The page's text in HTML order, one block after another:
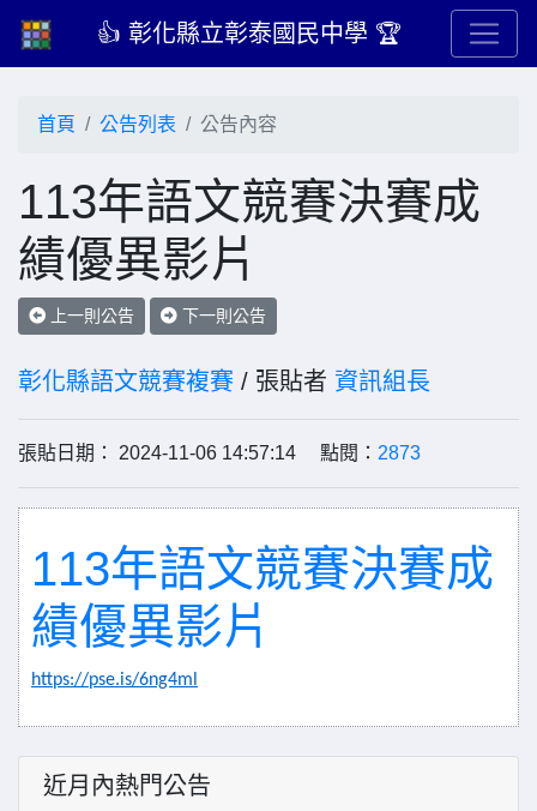
👍 彰化縣立彰泰國民中學 🏆
首頁 公告列表 公告內容
113年語文競賽決賽成
績優異影片
上一則公告 下一則公告
彰化縣語文競賽複賽 / 張貼者 資訊組長
張貼日期： 2024-11-06 14:57:14 點閱： 2873
113年語文競賽決賽成
績優異影片
https://pse.is/6ng4ml
近月內熱門公告